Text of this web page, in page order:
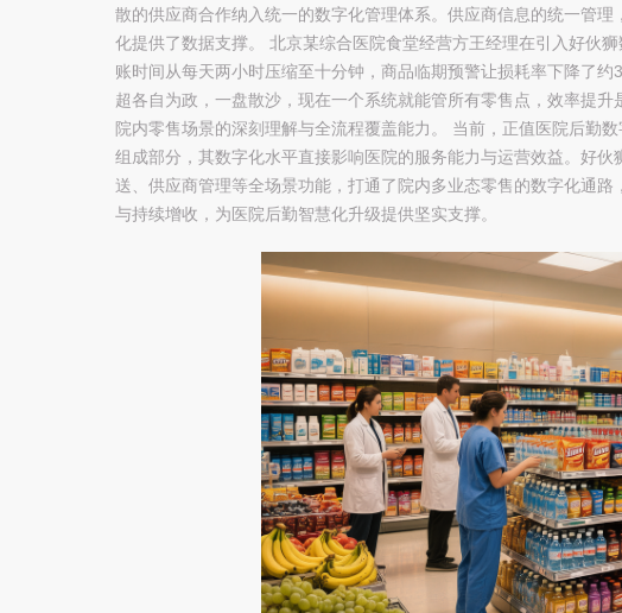
散的供应商合作纳入统一的数字化管理体系。供应商信息的统一管
化提供了数据支撑。 北京某综合医院食堂经营方王经理在引入好伙
账时间从每天两小时压缩至十分钟，商品临期预警让损耗率下降了
超各自为政，一盘散沙，现在一个系统就能管所有零售点，效率提
院内零售场景的深刻理解与全流程覆盖能力。 当前，正值医院后勤
组成部分，其数字化水平直接影响医院的服务能力与运营效益。好
送、供应商管理等全场景功能，打通了院内多业态零售的数字化通
与持续增收，为医院后勤智慧化升级提供坚实支撑。